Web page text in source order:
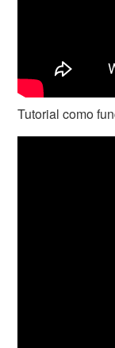
Tutorial como